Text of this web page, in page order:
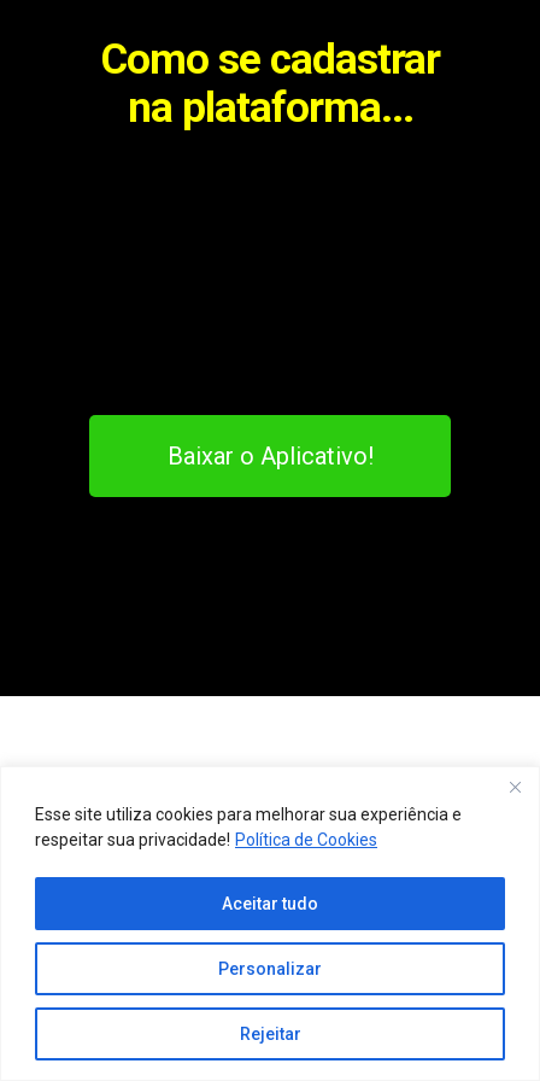
Esse site utiliza cookies para melhorar sua experiência e
respeitar sua privacidade! Política de Cookies
Personalizar
Rejeitar
Aceitar tudo
Como se cadastrar
na plataforma...
Baixar o Aplicativo!